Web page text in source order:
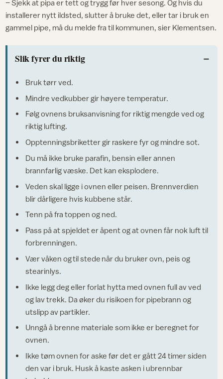
– Sjekk at pipa er tett og trygg før hver sesong. Og hvis du
installerer nytt ildsted, slutter å bruke det, eller tar i bruk en
gammel pipe, må du melde fra til kommunen, sier Klementsen.
Slik fyrer du riktig
Bruk tørr ved.
Mindre vedkubber gir høyere temperatur.
Følg ovnens bruksanvisning for riktig mengde ved og
riktig lufting.
Opptenningsbriketter gir raskere fyr og mindre sot.
Du må ikke bruke parafin, bensin eller annen
brannfarlig væske. Det kan eksplodere.
Veden skal ligge i ovnen eller peisen. Brennverdien
blir dårligere hvis kubbene står.
Tenn på fra toppen og ned.
Pass på at spjeldet er åpent og at ovnen får nok luft til
forbrenningen.
Vær våken og til stede når du bruker ovn, peis og
stearinlys.
Ikke legg deg eller forlat hytta med ovnen full av ved
og lav trekk. Da øker du risikoen for pipebrann og
utslipp av partikler.
Unngå å brenne materiale som ikke er beregnet for
ovnen.
Ikke tøm ovnen for aske før det er gått 24 timer siden
den var i bruk. Husk å kaste asken i ubrennbar